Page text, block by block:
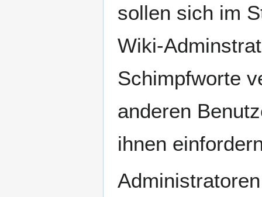
sollen sich im
Wiki-
Schimpfworte
anderen
ihnen